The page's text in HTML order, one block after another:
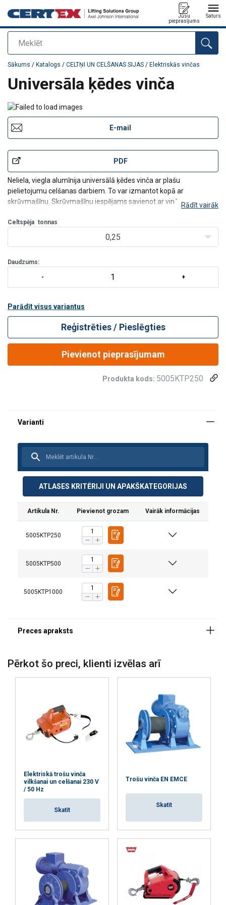
Meklēt
Jūsu
pieprasījums
Saturs
Pievienots jūsu pasūtījumam
Sākums / Katalogs / CELTŅI UN CELŠANAS SIJAS / Elektriskās vinčas
Universāla ķēdes vinča
E-mail
PDF
Neliela, viegla alumīnija universālā ķēdes vinča ar plašu
pielietojumu celšanas darbiem. To var izmantot kopā ar
skrūvmašīnu. Skrūvmašīnu iespējams savienot ar vinču,
nolaist kravu attālināti.
Vinču var darbināt arī tieši, izmanto
Rādīt vairāk
Celtspēja tonnas
0,25
Daudzums:
Parādīt visus variantus
Reģistrēties / Pieslēgties
Pievienot pieprasījumam
Produkta kods: 5005KTP250
ATLASES KRITĒRIJI UN APAKŠKATEGORIJAS
Artikula Nr. Pievienot grozam Vairāk informācijas
5005KTP250
5005KTP500
5005KTP1000
Marķējums:
Piezīme:
Pērkot šo preci, klienti izvēlas arī
Elektriskā trošu vinča
vilkšanai un celšanai 230 V
/ 50 Hz
Skatīt
Trošu vinča EN EMCE
Skatīt
LATVIAN
Šajā tīmekļa vietnē tiek
izmantoti sīkfaili